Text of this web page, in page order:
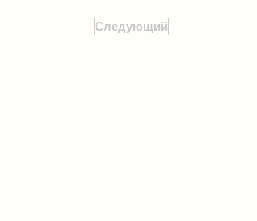
Следующий